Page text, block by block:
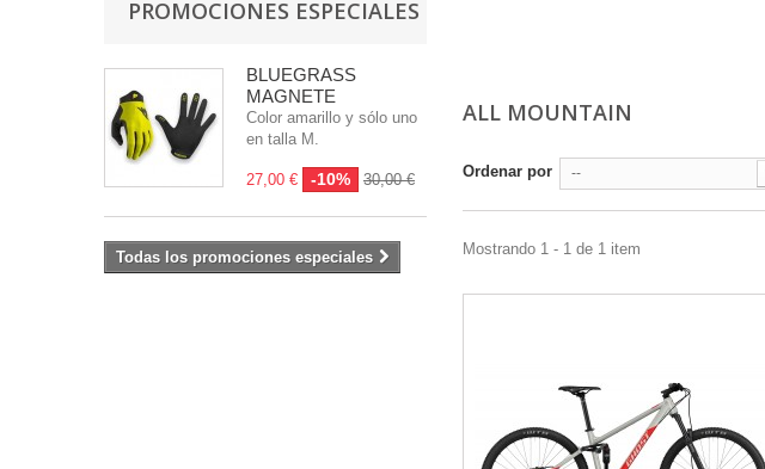
PROMOCIONES ESPECIALES
BLUEGRASS
MAGNETE
Color amarillo y sólo uno
en talla M.
27,00 € -10% 30,00 €
Todas los promociones especiales
ALL MOUNTAIN
Ordenar por --
Mostrando 1 - 1 de 1 item